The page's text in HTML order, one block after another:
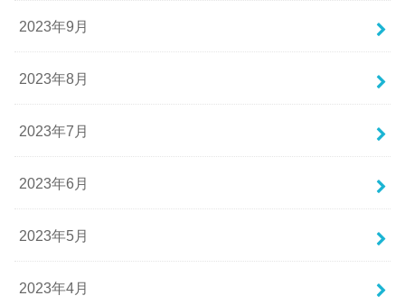
2023年9月
2023年8月
2023年7月
2023年6月
2023年5月
2023年4月